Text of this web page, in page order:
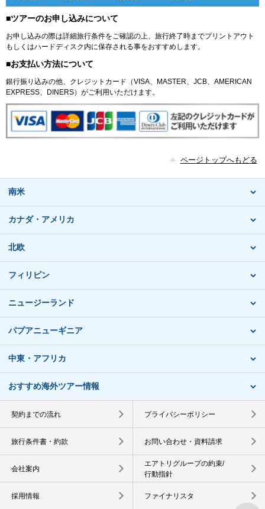
■ツアーのお申し込みについて
お申し込みの際は詳細旅行条件をご確認の上、旅行終了時までプリントアウト
もしくはハードディスク内に保存される事をおすすめします。
■お支払い方法について
銀行振り込みの他、クレジットカード（VISA、MASTER、JCB、AMERICAN
EXPRESS、DINERS）がご利用いただけます。
ページトップへもどる
南米
カナダ・アメリカ
北欧
フィリピン
ニュージーランド
パプアニューギニア
中東・アフリカ
おすすめ海外ツアー情報
契約までの流れ プライバシーポリシー
旅行条件書・約款 お問い合わせ・資料請求
会社案内
エアトリグループの約束/
行動指針
採用情報 ファイナリスタ